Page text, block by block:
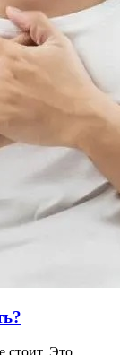
стоит. Это …